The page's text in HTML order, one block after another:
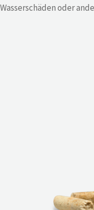
Wasserschäden oder